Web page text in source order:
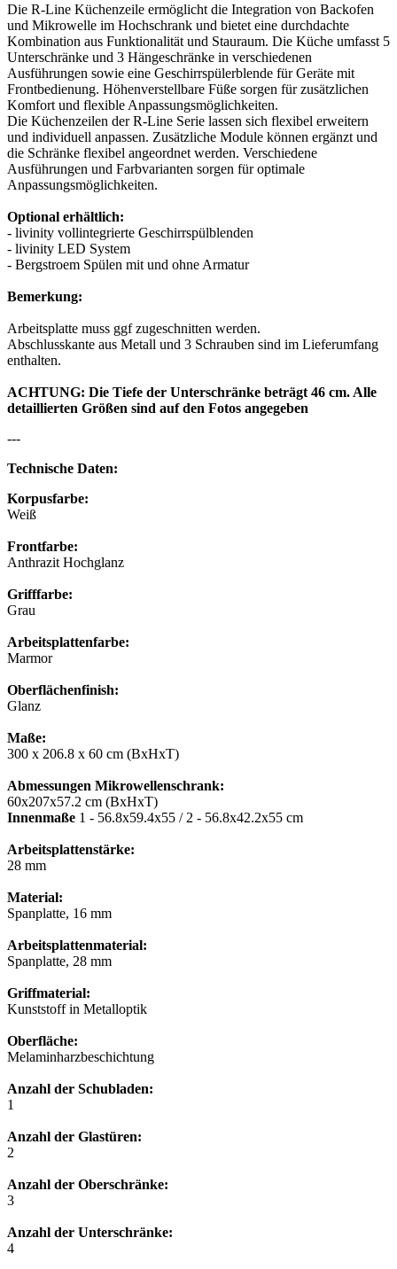
Die R-Line Küchenzeile ermöglicht die Integration von Backofen
und Mikrowelle im Hochschrank und bietet eine durchdachte
Kombination aus Funktionalität und Stauraum. Die Küche umfasst 5
Unterschränke und 3 Hängeschränke in verschiedenen
Ausführungen sowie eine Geschirrspülerblende für Geräte mit
Frontbedienung. Höhenverstellbare Füße sorgen für zusätzlichen
Komfort und flexible Anpassungsmöglichkeiten.
Die Küchenzeilen der R-Line Serie lassen sich flexibel erweitern
und individuell anpassen. Zusätzliche Module können ergänzt und
die Schränke flexibel angeordnet werden. Verschiedene
Ausführungen und Farbvarianten sorgen für optimale
Anpassungsmöglichkeiten.
Optional erhältlich:
- livinity vollintegrierte Geschirrspülblenden
- livinity LED System
- Bergstroem Spülen mit und ohne Armatur
Bemerkung:
Arbeitsplatte muss ggf zugeschnitten werden.
Abschlusskante aus Metall und 3 Schrauben sind im Lieferumfang
enthalten.
ACHTUNG: Die Tiefe der Unterschränke beträgt 46 cm. Alle
detaillierten Größen sind auf den Fotos angegeben
---
Technische Daten:
Korpusfarbe:
Weiß
Frontfarbe:
Anthrazit Hochglanz
Grifffarbe:
Grau
Arbeitsplattenfarbe:
Marmor
Oberflächenfinish:
Glanz
Maße:
300 x 206.8 x 60 cm (BxHxT)
Abmessungen Mikrowellenschrank:
60x207x57.2 cm (BxHxT)
Innenmaße 1 - 56.8x59.4x55 / 2 - 56.8x42.2x55 cm
Arbeitsplattenstärke:
28 mm
Material:
Spanplatte, 16 mm
Arbeitsplattenmaterial:
Spanplatte, 28 mm
Griffmaterial:
Kunststoff in Metalloptik
Oberfläche:
Melaminharzbeschichtung
Anzahl der Schubladen:
1
Anzahl der Glastüren:
2
Anzahl der Oberschränke:
3
Anzahl der Unterschränke:
4